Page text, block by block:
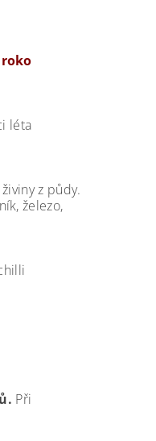
léta
z půdy.
železo,
Při